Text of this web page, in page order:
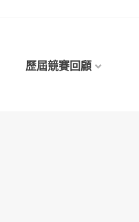
歷屆競賽回顧